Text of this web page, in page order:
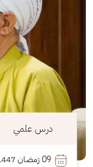
درس علمي
09